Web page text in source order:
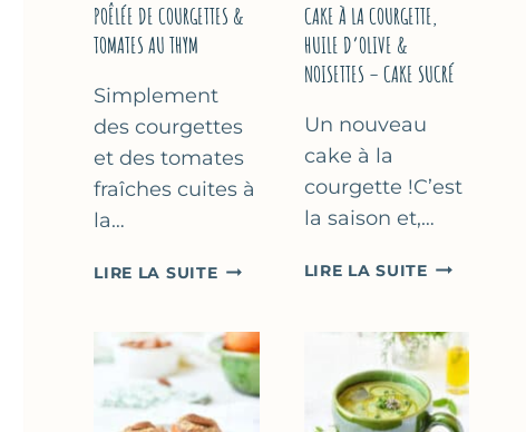
POÊLÉE DE COURGETTES &
TOMATES AU THYM
Simplement
des courgettes
et des tomates
fraîches cuites à
la…
LIRE LA SUITEPOÊLÉE
&
TOMATES
AU
THYM
CAKE À LA COURGETTE,
HUILE D’OLIVE &
NOISETTES – CAKE SUCRÉ
Un nouveau
cake à la
courgette !C’est
la saison et,…
LIRE LA SUITECAKE
HUILE
D’OLIVE
&